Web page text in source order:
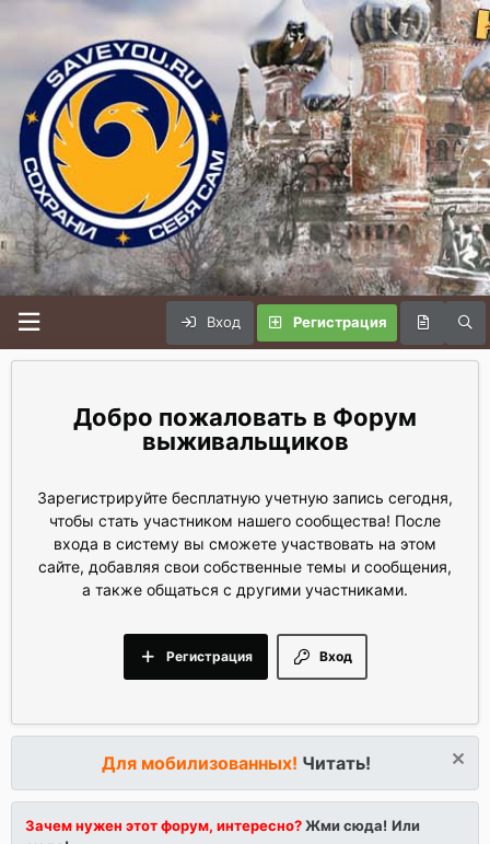
Вход Регистрация
Форум
выживальщиков
Зарегистрируйте бесплатную учетную запись сегодня,
чтобы стать участником нашего сообщества! После
входа в систему вы сможете участвовать на этом
сайте, добавляя свои собственные темы и сообщения,
а также общаться с другими участниками.
Вход
Регистрация
Для мобилизованных! Читать!
Зачем нужен этот форум, интересно?Жми сюда! Или